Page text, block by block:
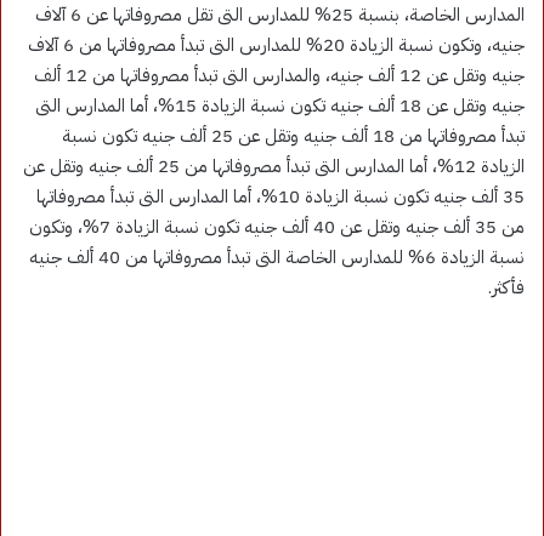
المدارس الخاصة، بنسبة 25% للمدارس التى تقل مصروفاتها عن 6 آلاف
جنيه، وتكون نسبة الزيادة 20% للمدارس التى تبدأ مصروفاتها من 6 آلاف
جنيه وتقل عن 12 ألف جنيه، والمدارس التى تبدأ مصروفاتها من 12 ألف
جنيه وتقل عن 18 ألف جنيه تكون نسبة الزيادة 15%، أما المدارس التى
تبدأ مصروفاتها من 18 ألف جنيه وتقل عن 25 ألف جنيه تكون نسبة
الزيادة 12%، أما المدارس التى تبدأ مصروفاتها من 25 ألف جنيه وتقل عن
35 ألف جنيه تكون نسبة الزيادة 10%، أما المدارس التى تبدأ مصروفاتها
من 35 ألف جنيه وتقل عن 40 ألف جنيه تكون نسبة الزيادة 7%، وتكون
نسبة الزيادة 6% للمدارس الخاصة التى تبدأ مصروفاتها من 40 ألف جنيه
فأكثر.